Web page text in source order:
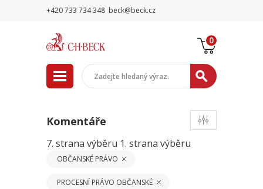
+420 733 734 348 beck@beck.cz
0
Komentáře
7. strana výběru 1. strana výběru
OBČANSKÉ PRÁVO
PROCESNÍ PRÁVO OBČANSKÉ